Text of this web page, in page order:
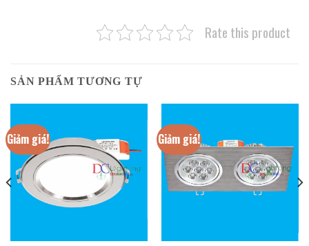
Rate this product
SẢN PHẨM TƯƠNG TỰ
Giảm giá! Giảm giá!